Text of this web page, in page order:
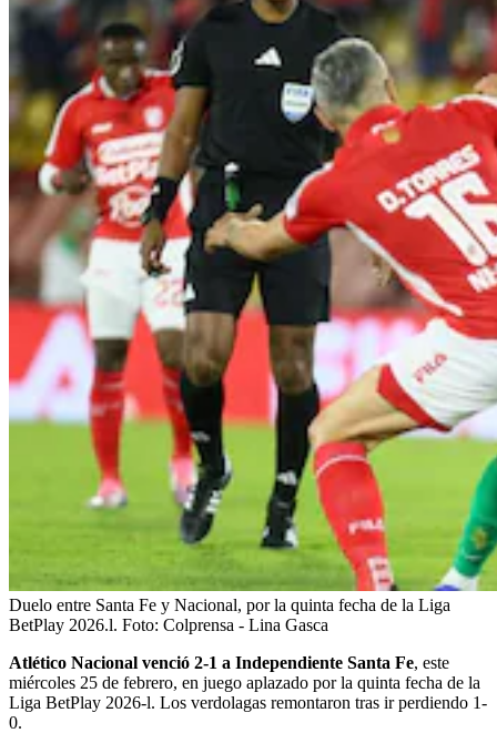
Duelo entre Santa Fe y Nacional, por la quinta fecha de la Liga
BetPlay 2026.l. Foto: Colprensa - Lina Gasca
Atlético Nacional venció 2-1 a Independiente Santa Fe, este
miércoles 25 de febrero, en juego aplazado por la quinta fecha de la
Liga BetPlay 2026-l. Los verdolagas remontaron tras ir perdiendo 1-
0.